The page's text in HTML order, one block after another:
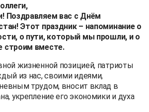
Поздравляем вас с Днём
Этот праздник – напоминание о
о пути, который мы прошли, и о
строим вместе.
жизненной позицией, патриоты
из нас, своими идеями,
трудом, вносит вклад в
укрепление его экономики и духа